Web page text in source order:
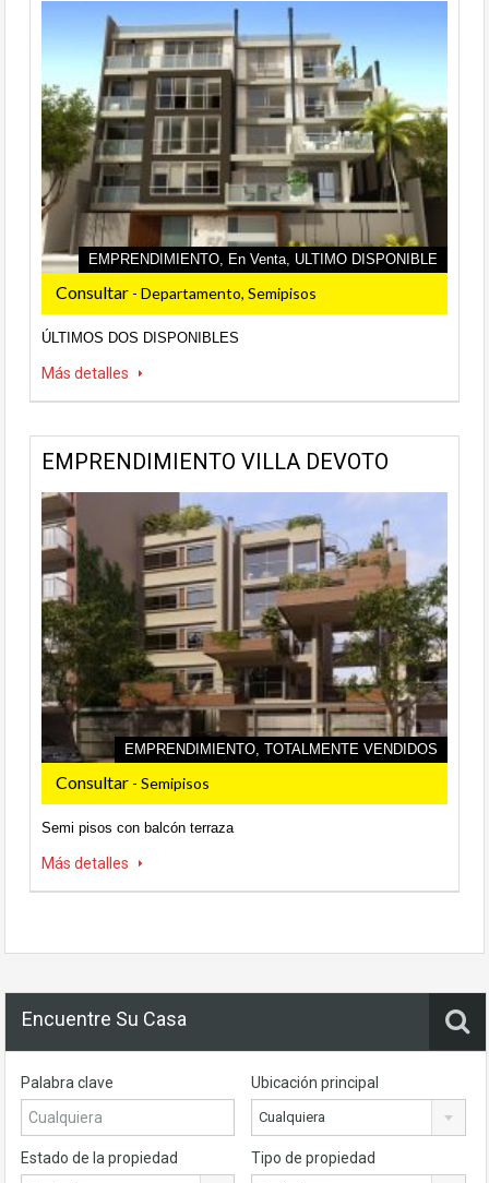
EMPRENDIMIENTO, En Venta, ULTIMO DISPONIBLE
Consultar - Departamento, Semipisos
ÚLTIMOS DOS DISPONIBLES
Más detalles
EMPRENDIMIENTO VILLA DEVOTO
EMPRENDIMIENTO, TOTALMENTE VENDIDOS
Consultar - Semipisos
Semi pisos con balcón terraza
Más detalles
Encuentre Su Casa
Palabra clave Ubicación principal
Cualquiera
Estado de la propiedad Tipo de propiedad